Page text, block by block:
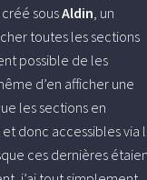
créé sousAldin, un
toutes les sections
possible de les
d’en afficher une
les sections en
et donc accessibles via
ces dernières